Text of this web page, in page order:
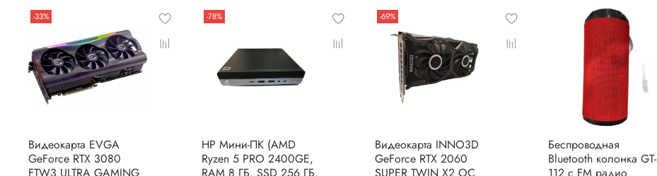
-33%
Видеокарта EVGA
GeForce RTX 3080
-78%
HP Мини-ПК (AMD
Ryzen 5 PRO 2400GE,
-69%
Видеокарта INNO3D
GeForce RTX 2060
Беспроводная
Bluetooth колонка GT-